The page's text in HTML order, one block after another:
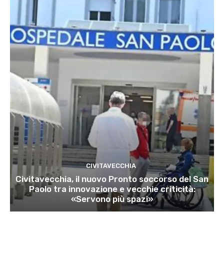
CIVITAVECCHIA
Civitavecchia, il nuovo Pronto soccorso del San
Paolo tra innovazione e vecchie criticità:
«Servono più spazi»